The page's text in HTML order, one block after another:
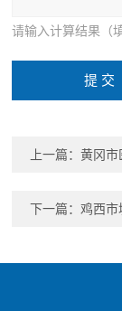
请输入计算结果（
上一篇：黄冈市
下一篇：鸡西市